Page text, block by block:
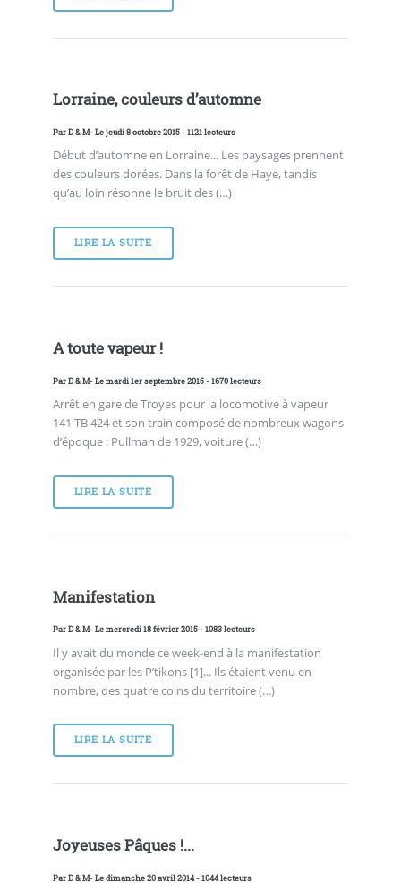
Lorraine, couleurs d’automne
ParD & M- Le jeudi 8 octobre 2015 - 1121 lecteurs
Début d’automne en Lorraine... Les paysages prennent
des couleurs dorées. Dans la forêt de Haye, tandis
qu’au loin résonne le bruit des (…)
LIRE LA SUITE
A toute vapeur !
ParD & M- Le mardi 1er septembre 2015 - 1670 lecteurs
Arrêt en gare de Troyes pour la locomotive à vapeur
141 TB 424 et son train composé de nombreux wagons
d’époque : Pullman de 1929, voiture (…)
LIRE LA SUITE
Manifestation
ParD & M- Le mercredi 18 février 2015 - 1083 lecteurs
Il y avait du monde ce week-end à la manifestation
organisée par les P’tikons [1]... Ils étaient venu en
nombre, des quatre coins du territoire (…)
LIRE LA SUITE
Joyeuses Pâques !...
ParD & M- Le dimanche 20 avril 2014 - 1044 lecteurs